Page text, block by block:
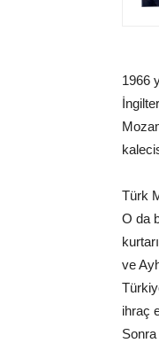
1966
Türk
O da
ve
ihraç